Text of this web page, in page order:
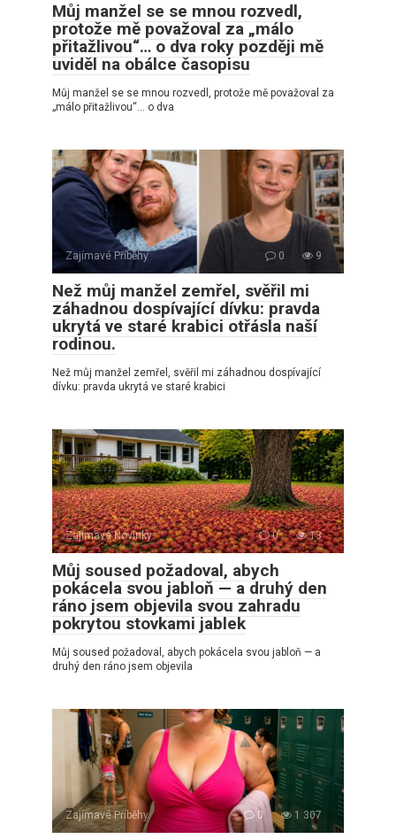
Můj manžel se se mnou rozvedl,
protože mě považoval za „málo
přitažlivou“… o dva roky později mě
uviděl na obálce časopisu
Můj manžel se se mnou rozvedl, protože mě považoval za
„málo přitažlivou“… o dva
Zajímavé Příběhy 0 9
Než můj manžel zemřel, svěřil mi
záhadnou dospívající dívku: pravda
ukrytá ve staré krabici otřásla naší
rodinou.
Než můj manžel zemřel, svěřil mi záhadnou dospívající
dívku: pravda ukrytá ve staré krabici
Zajímavé Novinky 0 13
Můj soused požadoval, abych
pokácela svou jabloň — a druhý den
ráno jsem objevila svou zahradu
pokrytou stovkami jablek
Můj soused požadoval, abych pokácela svou jabloň — a
druhý den ráno jsem objevila
Zajímavé Příběhy 0 1 307